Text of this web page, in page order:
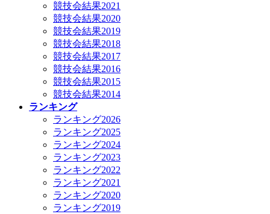
競技会結果2021
競技会結果2020
競技会結果2019
競技会結果2018
競技会結果2017
競技会結果2016
競技会結果2015
競技会結果2014
ランキング
ランキング2026
ランキング2025
ランキング2024
ランキング2023
ランキング2022
ランキング2021
ランキング2020
ランキング2019